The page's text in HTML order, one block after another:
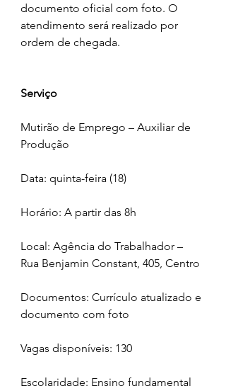
documento oficial com foto. O
atendimento será realizado por
ordem de chegada.
Serviço
Mutirão de Emprego – Auxiliar de
Produção
Data: quinta-feira (18)
Horário: A partir das 8h
Local: Agência do Trabalhador –
Rua Benjamin Constant, 405, Centro
Documentos: Currículo atualizado e
documento com foto
Vagas disponíveis: 130
Escolaridade: Ensino fundamental